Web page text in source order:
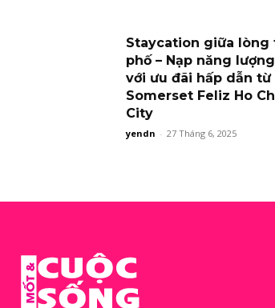
Staycation giữa lòng
phố – Nạp năng
với ưu đãi hấp dẫn từ
Somerset Feliz Ho
City
yendn - 27 Tháng 6, 2025